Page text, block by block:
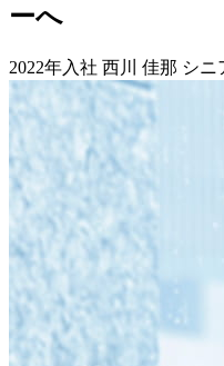
ーへ
2022年入社 西川 佳那 シニ